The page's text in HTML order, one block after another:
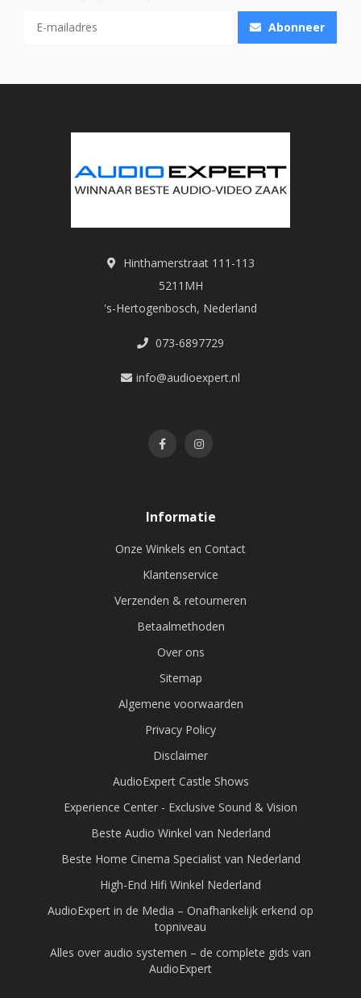
Abonneer
Hinthamerstraat 111-113
5211MH
's-Hertogenbosch, Nederland
073-6897729
info@audioexpert.nl
Informatie
Onze Winkels en Contact
Klantenservice
Verzenden & retourneren
Betaalmethoden
Over ons
Sitemap
Algemene voorwaarden
Privacy Policy
Disclaimer
AudioExpert Castle Shows
Experience Center - Exclusive Sound & Vision
Beste Audio Winkel van Nederland
Beste Home Cinema Specialist van Nederland
High-End Hifi Winkel Nederland
AudioExpert in de Media – Onafhankelijk erkend op
topniveau
Alles over audio systemen – de complete gids van
AudioExpert